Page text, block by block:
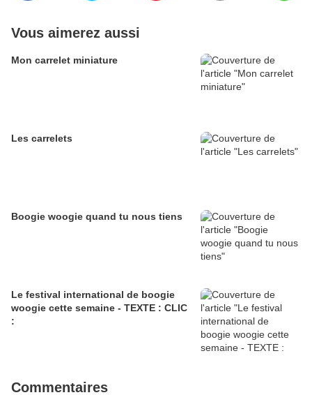
Vous aimerez aussi
Mon carrelet miniature
Les carrelets
Boogie woogie quand tu nous tiens
Le festival international de boogie
woogie cette semaine - TEXTE : CLIC
:
Commentaires